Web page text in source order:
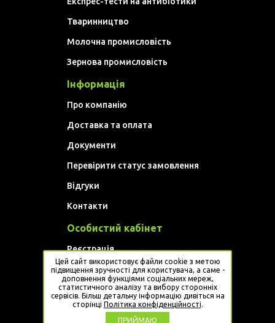
Тваринництво
Молочна промисловість
Зернова промисловість
Інформація
Про компанію
Доставка та оплата
Документи
Перевірити статус замовлення
Відгуки
Контакти
Особистий кабінет
Реєстрація
Увійти
Website developed by Artem Golovan
Цей сайт використовує файли cookie з метою
підвищення зручності для користувача, а саме -
доповнення функціями соціальних мереж,
статистичного аналізу та вибору сторонніх
сервісів. Більш детальну інформацію дивіться на
сторінці Політика конфіденційності.
ПРИЙМАЮ